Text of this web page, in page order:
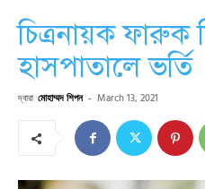
চিত্রনায়ক ফারুক
হাসপাতালে ভর্তি
দ্বারা মোহাম্মদ শিপন - March 13, 2021